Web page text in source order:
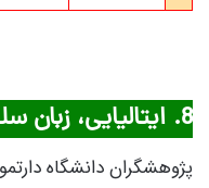
8. ایتالیایی، زبان سلامتی مغز!
پژوهشگران دانشگاه